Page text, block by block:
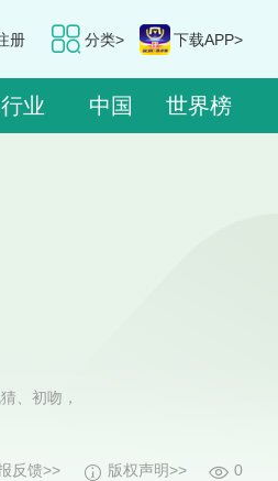
分类> 下载APP>
册
行业 中国 世界榜
、初吻，
0
版权声明>>
反馈>>